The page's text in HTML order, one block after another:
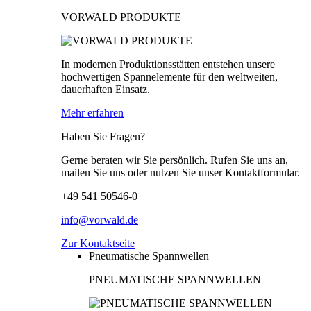
VORWALD PRODUKTE
In modernen Produktionsstätten entstehen unsere
hochwertigen Spannelemente für den weltweiten,
dauerhaften Einsatz.
Mehr erfahren
Haben Sie Fragen?
Gerne beraten wir Sie persönlich. Rufen Sie uns an,
mailen Sie uns oder nutzen Sie unser Kontaktformular.
+49 541 50546-0
info@vorwald.de
Zur Kontaktseite
Pneumatische Spannwellen
PNEUMATISCHE SPANNWELLEN